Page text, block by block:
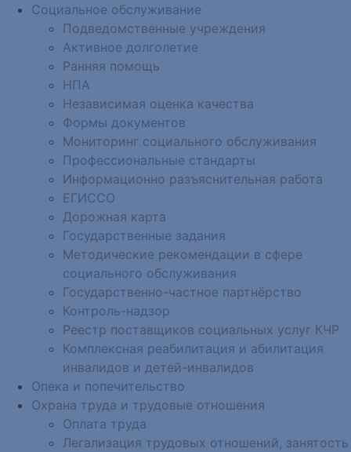
Социальное обслуживание
Подведомственные учреждения
Активное долголетие
Ранняя помощь
НПА
Независимая оценка качества
Формы документов
Мониторинг социального обслуживания
Профессиональные стандарты
Информационно разъяснительная работа
ЕГИССО
Дорожная карта
Государственные задания
Методические рекомендации в сфере
социального обслуживания
Государственно-частное партнёрство
Контроль-надзор
Реестр поставщиков социальных услуг КЧР
Комплексная реабилитация и абилитация
инвалидов и детей-инвалидов
Опека и попечительство
Охрана труда и трудовые отношения
Оплата труда
Легализация трудовых отношений, занятость